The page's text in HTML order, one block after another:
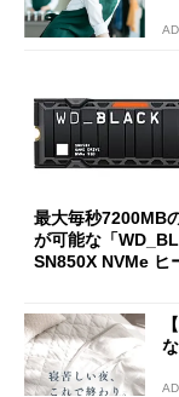
最大毎秒7200MB
が可能な「
SN850X NVMe ヒ